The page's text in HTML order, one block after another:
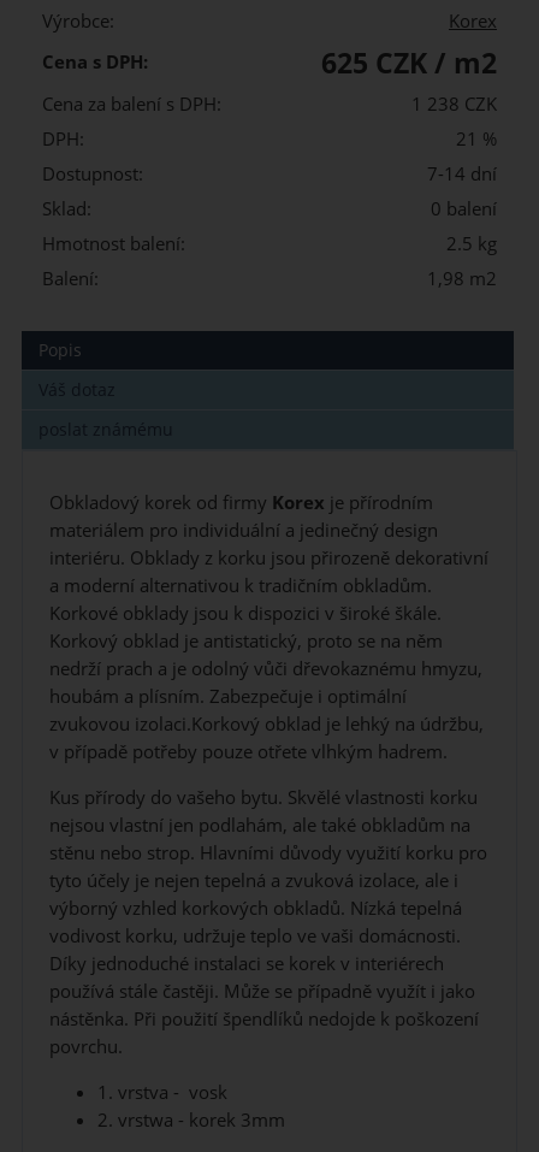
Výrobce:
Korex
Cena s DPH:
625 CZK / m2
Cena za balení s DPH:
1 238 CZK
DPH:
21 %
Dostupnost:
7-14 dní
Sklad:
0 balení
Hmotnost balení:
2.5 kg
Balení:
1,98 m2
Popis
Váš dotaz
poslat známému
Obkladový korek od firmy Korex je přírodním
materiálem pro individuální a jedinečný design
interiéru. Obklady z korku jsou přirozeně dekorativní
a moderní alternativou k tradičním obkladům.
Korkové obklady jsou k dispozici v široké škále.
Korkový obklad je antistatický, proto se na něm
nedrží prach a je odolný vůči dřevokaznému hmyzu,
houbám a plísním. Zabezpečuje i optimální
zvukovou izolaci.Korkový obklad je lehký na údržbu,
v případě potřeby pouze otřete vlhkým hadrem.
Kus přírody do vašeho bytu. Skvělé vlastnosti korku
nejsou vlastní jen podlahám, ale také obkladům na
stěnu nebo strop. Hlavními důvody využití korku pro
tyto účely je nejen tepelná a zvuková izolace, ale i
výborný vzhled korkových obkladů. Nízká tepelná
vodivost korku, udržuje teplo ve vaši domácnosti.
Díky jednoduché instalaci se korek v interiérech
používá stále častěji. Může se případně využít i jako
nástěnka. Při použití špendlíků nedojde k poškození
povrchu.
1. vrstva - vosk
2. vrstwa - korek 3mm